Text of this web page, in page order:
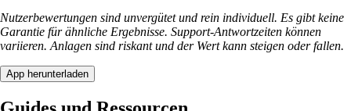
Nutzerbewertungen sind unvergütet und rein individuell. Es gibt keine
Garantie für ähnliche Ergebnisse. Support-Antwortzeiten können
variieren. Anlagen sind riskant und der Wert kann steigen oder fallen.
App herunterladen